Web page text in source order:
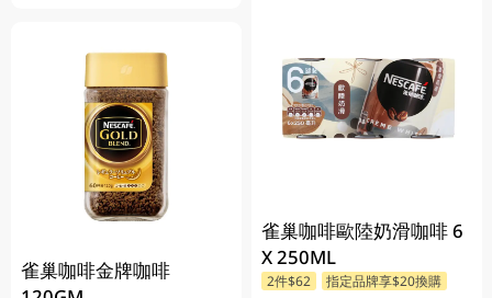
雀巢咖啡金牌咖啡
雀巢咖啡歐陸奶滑咖啡 6
X 250ML
2件$62 指定品牌享$20換購